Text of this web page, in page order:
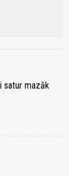
satur mazāk